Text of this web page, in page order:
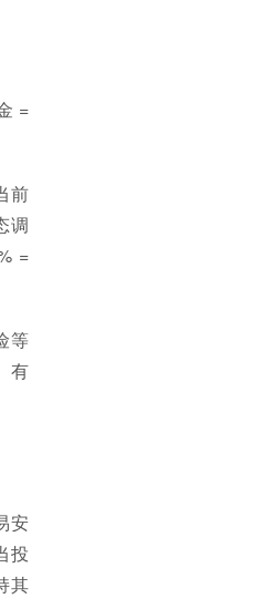
=
前
调
=
等
有
安
投
其